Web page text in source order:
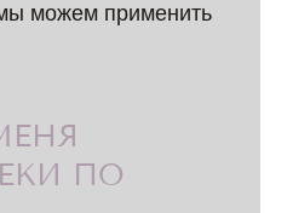
можем применить
ПО